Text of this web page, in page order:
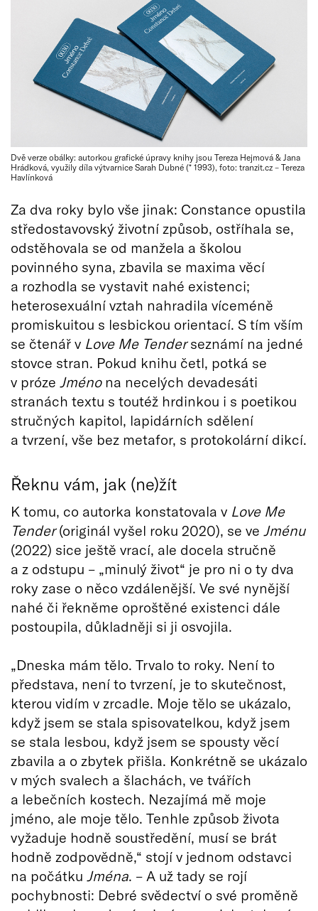
Dvě verze obálky: autorkou grafické úpravy knihy jsou Tereza Hejmová & Jana
Hrádková, využily díla výtvarnice Sarah Dubné (* 1993), foto: tranzit.cz – Tereza
Havlínková
Za dva roky bylo vše jinak: Constance opustila
středostavovský životní způsob, ostříhala se,
odstěhovala se od manžela a školou
povinného syna, zbavila se maxima věcí
a rozhodla se vystavit nahé existenci;
heterosexuální vztah nahradila víceméně
promiskuitou s lesbickou orientací. S tím vším
se čtenář v Love Me Tenderseznámí na jedné
stovce stran. Pokud knihu četl, potká se
v próze Jménona necelých devadesáti
stranách textu s toutéž hrdinkou i s poetikou
stručných kapitol, lapidárních sdělení
a tvrzení, vše bez metafor, s protokolární dikcí.
Řeknu vám, jak (ne)žít
K tomu, co autorka konstatovala v Love Me
Tender(originál vyšel roku 2020), se ve Jménu
(2022) sice ještě vrací, ale docela stručně
a z odstupu – „minulý život“ je pro ni o ty dva
roky zase o něco vzdálenější. Ve své nynější
nahé či řekněme oproštěné existenci dále
postoupila, důkladněji si ji osvojila.
„Dneska mám tělo. Trvalo to roky. Není to
představa, není to tvrzení, je to skutečnost,
kterou vidím v zrcadle. Moje tělo se ukázalo,
když jsem se stala spisovatelkou, když jsem
se stala lesbou, když jsem se spousty věcí
zbavila a o zbytek přišla. Konkrétně se ukázalo
v mých svalech a šlachách, ve tvářích
a lebečních kostech. Nezajímá mě moje
jméno, ale moje tělo. Tenhle způsob života
vyžaduje hodně soustředění, musí se brát
hodně zodpovědně,“ stojí v jednom odstavci
na počátku Jména. – A už tady se rojí
pochybnosti: Debré svědectví o své proměně